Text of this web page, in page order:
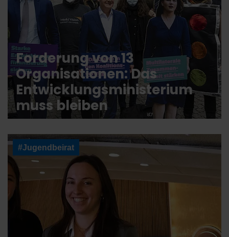
Forderung von 13
Organisationen: Das
Entwicklungsministerium
muss bleiben
#Jugendbeirat